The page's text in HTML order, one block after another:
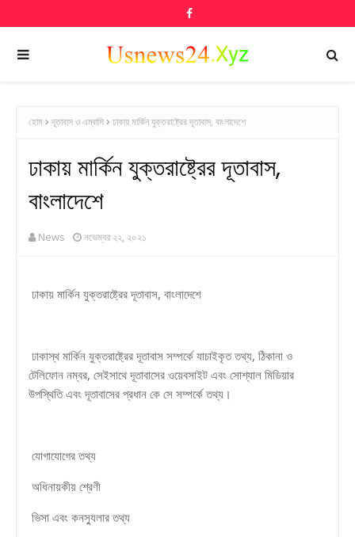
হোম দূতাবাস ও এম্বাসি ঢাকায় মার্কিন যুক্তরাষ্ট্রের দূতাবাস, বাংলাদেশে
ঢাকায় মার্কিন যুক্তরাষ্ট্রের দূতাবাস,
বাংলাদেশে
News নভেম্বর ২২, ২০২১
ঢাকায় মার্কিন যুক্তরাষ্ট্রের দূতাবাস, বাংলাদেশে
ঢাকাস্থ মার্কিন যুক্তরাষ্ট্রের দূতাবাস সম্পর্কে যাচাইকৃত তথ্য, ঠিকানা ও
টেলিফোন নম্বর, সেইসাথে দূতাবাসের ওয়েবসাইট এবং সোশ্যাল মিডিয়ার
উপস্থিতি এবং দূতাবাসের প্রধান কে সে সম্পর্কে তথ্য।
যোগাযোগের তথ্য
অধিনায়কীয় শ্রেণী
ভিসা এবং কনস্যুলার তথ্য